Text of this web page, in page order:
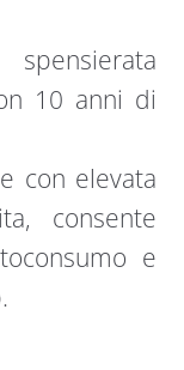
10 anni di
con elevata
consente
e